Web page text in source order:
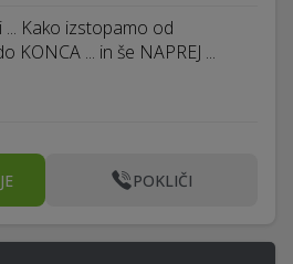
... Kako izstopamo od
KONCA ... in še NAPREJ ...
POKLIČI